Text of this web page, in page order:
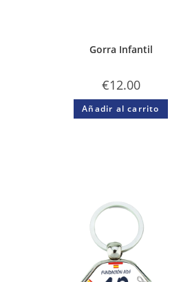
Gorra Infantil
€12.00
Añadir al carrito